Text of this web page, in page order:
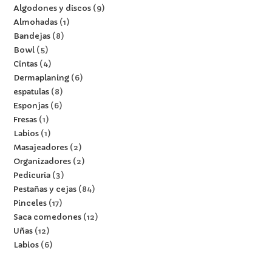
Algodones y discos 9
Almohadas 1
Bandejas 8
Bowl 5
Cintas 4
Dermaplaning 6
espatulas 8
Esponjas 6
Fresas 1
Labios 1
Masajeadores 2
Organizadores 2
Pedicuria 3
Pestañas y cejas 84
Pinceles 17
Saca comedones 12
Uñas 12
Labios 6